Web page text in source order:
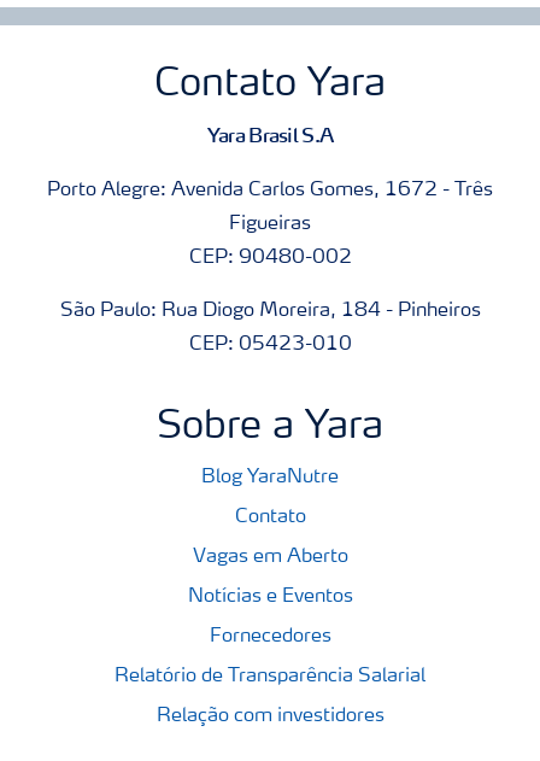
Contato Yara
Yara Brasil S.A
Porto Alegre: Avenida Carlos Gomes, 1672 - Três
Figueiras
CEP: 90480-002
São Paulo: Rua Diogo Moreira, 184 - Pinheiros
CEP: 05423-010
Sobre a Yara
Blog YaraNutre
Contato
Vagas em Aberto
Notícias e Eventos
Fornecedores
Relatório de Transparência Salarial
Relação com investidores